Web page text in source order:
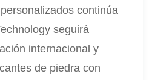
continúa
seguirá
internacional y
de piedra con